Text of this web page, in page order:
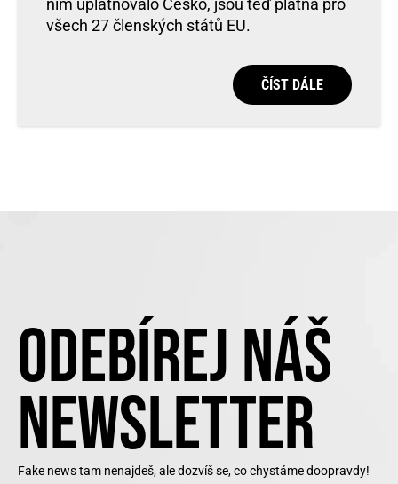
nim uplatňovalo Česko, jsou teď platná pro
všech 27 členských států EU.
ČÍST DÁLE
ODEBÍREJ NÁŠ
NEWSLETTER
Fake news tam nenajdeš, ale dozvíš se, co chystáme doopravdy!